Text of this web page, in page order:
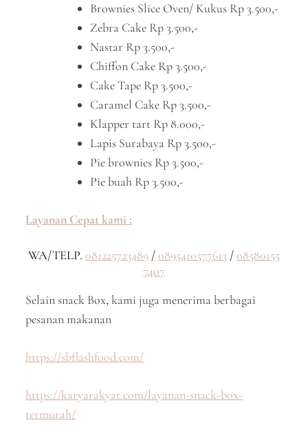
Brownies Slice Oven/ Kukus Rp 3.500,-
Zebra Cake Rp 3.500,-
Nastar Rp 3.500,-
Chiffon Cake Rp 3.500,-
Cake Tape Rp 3.500,-
Caramel Cake Rp 3.500,-
Klapper tart Rp 8.000,-
Lapis Surabaya Rp 3.500,-
Pie brownies Rp 3.500,-
Pie buah Rp 3.500,-
Layanan Cepat kami :
WA/TELP. 081225723489 /0895410577613 /08580155
7407
Selain snack Box, kami juga menerima berbagai
pesanan makanan
https://sbflashfood.com/
https://karyarakyat.com/layanan-snack-box-
termurah/